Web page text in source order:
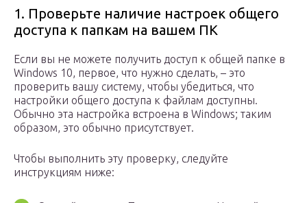
1. Проверьте наличие настроек общего
доступа к папкам на вашем ПК
Если вы не можете получить доступ к общей папке в
Windows 10, первое, что нужно сделать, – это
проверить вашу систему, чтобы убедиться, что
настройки общего доступа к файлам доступны.
Обычно эта настройка встроена в Windows; таким
образом, это обычно присутствует.
Чтобы выполнить эту проверку, следуйте
инструкциям ниже: